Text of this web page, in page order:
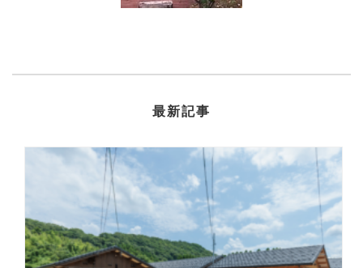
最新記事